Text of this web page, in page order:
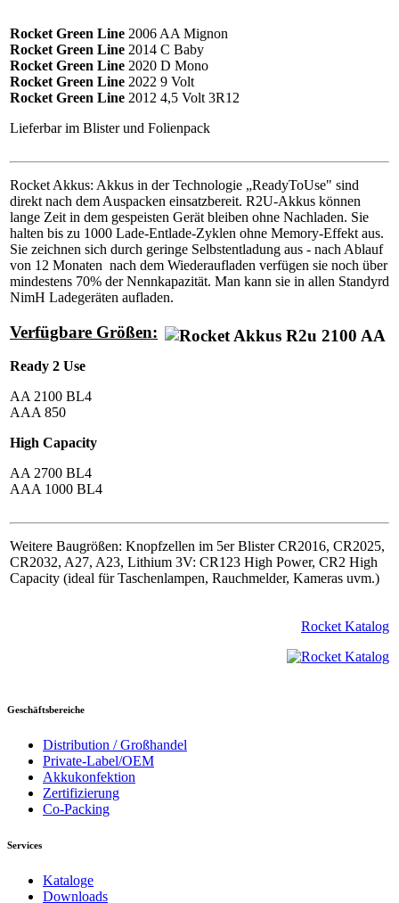
Rocket Green Line 2006 AA Mignon
Rocket Green Line 2014 C Baby
Rocket Green Line 2020 D Mono
Rocket Green Line 2022 9 Volt
Rocket Green Line 2012 4,5 Volt 3R12
Lieferbar im Blister und Folienpack
Rocket Akkus: Akkus in der Technologie „ReadyToUse" sind
direkt nach dem Auspacken einsatzbereit. R2U-Akkus können
lange Zeit in dem gespeisten Gerät bleiben ohne Nachladen. Sie
halten bis zu 1000 Lade-Entlade-Zyklen ohne Memory-Effekt aus.
Sie zeichnen sich durch geringe Selbstentladung aus - nach Ablauf
von 12 Monaten nach dem Wiederaufladen verfügen sie noch über
mindestens 70% der Nennkapazität. Man kann sie in allen Standyrd
NimH Ladegeräten aufladen.
Verfügbare Größen:
Ready 2 Use
AA 2100 BL4
AAA 850
High Capacity
AA 2700 BL4
AAA 1000 BL4
Weitere Baugrößen: Knopfzellen im 5er Blister CR2016, CR2025,
CR2032, A27, A23, Lithium 3V: CR123 High Power, CR2 High
Capacity (ideal für Taschenlampen, Rauchmelder, Kameras uvm.)
Rocket Katalog
Geschäftsbereiche
Distribution / Großhandel
Private-Label/OEM
Akkukonfektion
Zertifizierung
Co-Packing
Services
Kataloge
Downloads